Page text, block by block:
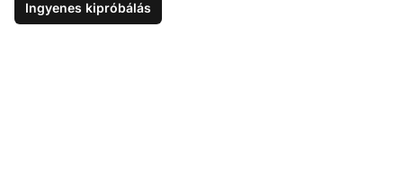
Ingyenes kipróbálás